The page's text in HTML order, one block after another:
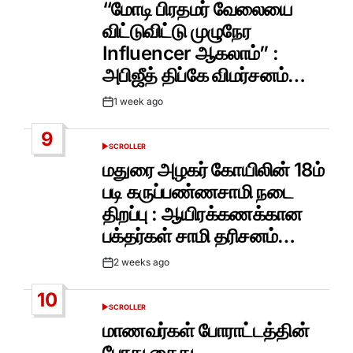
“மோடி பிரதமர் வேலையை
விட்டுவிட்டு முழுநேர
Influencer ஆகலாம்” :
அபிஜீத் திப்கே விமர்சனம்…
Post1 week ago
9
POSTED
SCROLLER
மதுரை அழகர் கோயிலின் 18ம்
படி கருப்பண்ணசாமி நடை
திறப்பு : ஆயிரக்கணக்கான
பக்தர்கள் சாமி தரிசனம்…
Post2 weeks ago
10
POSTED
SCROLLER
மாணவர்கள் போராட்டத்தின்